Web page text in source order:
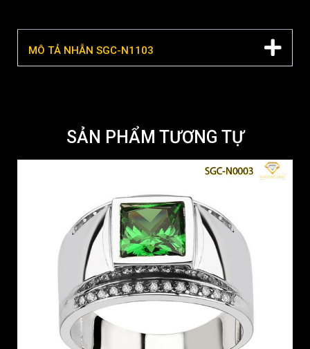
MÔ TẢ NHẪN SGC-N1103
SẢN PHẨM TƯƠNG TỰ